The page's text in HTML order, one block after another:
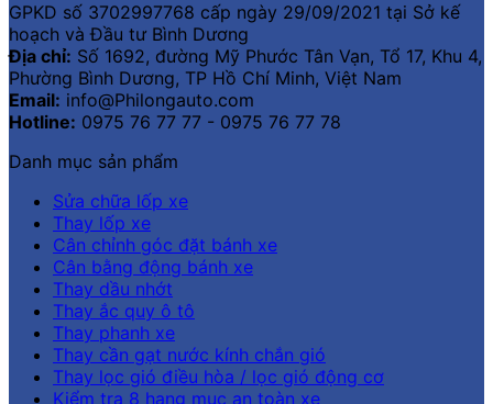
GPKD số 3702997768 cấp ngày 29/09/2021 tại Sở kế
hoạch và Đầu tư Bình Dương
Địa chỉ: Số 1692, đường Mỹ Phước Tân Vạn, Tổ 17, Khu 4,
Phường Bình Dương, TP Hồ Chí Minh, Việt Nam
Email: info@Philongauto.com
Hotline: 0975 76 77 77 - 0975 76 77 78
Danh mục sản phẩm
Sửa chữa lốp xe
Thay lốp xe
Cân chỉnh góc đặt bánh xe
Cân bằng động bánh xe
Thay dầu nhớt
Thay ắc quy ô tô
Thay phanh xe
Thay cần gạt nước kính chắn gió
Thay lọc gió điều hòa / lọc gió động cơ
Kiểm tra 8 hạng mục an toàn xe